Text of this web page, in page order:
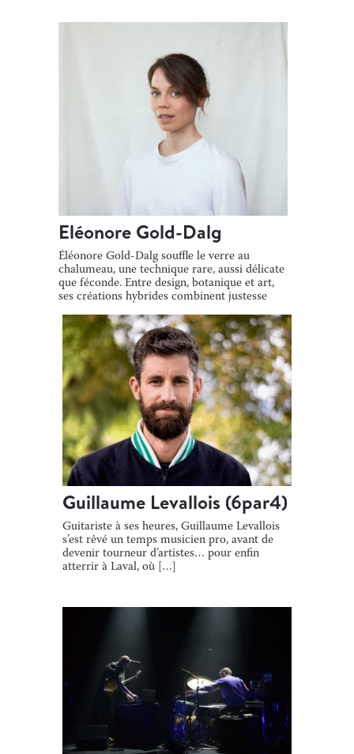
Eléonore Gold-Dalg
Éléonore Gold-Dalg souffle le verre au
chalumeau, une technique rare, aussi délicate
que féconde. Entre design, botanique et art,
ses créations hybrides combinent justesse
Guillaume Levallois (6par4)
Guitariste à ses heures, Guillaume Levallois
s’est rêvé un temps musicien pro, avant de
devenir tourneur d’artistes… pour enfin
atterrir à Laval, où […]